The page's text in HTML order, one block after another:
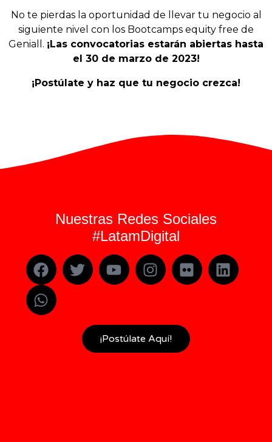
No te pierdas la oportunidad de llevar tu negocio al
siguiente nivel con los Bootcamps equity free de
Geniall. ¡Las convocatorias estarán abiertas hasta
el 30 de marzo de 2023!
¡Postúlate y haz que tu negocio crezca!
Nuestras Redes Sociales
#LatamDigital
¡Postúlate Aquí!